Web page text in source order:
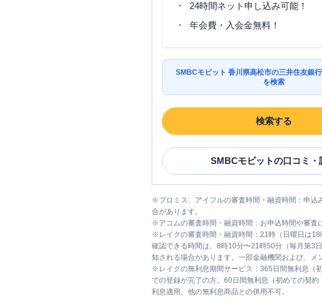
24時間ネット申し込み可能！
年会費・入会金無料！
SMBCモビット 香川県高松市の三井住友銀
を検索
検索する
SMBCモビットの口コミ・
※プロミス、アイフルの審査時間・融資時間：申
合があります。
※アコムの審査時間・融資時間：お申込時間や審査
※ レイクの審査時間・融資時間：21時（日曜日は
確認できる時間は、8時10分〜21時50分（毎月第3
知される場合があります。一部金融機関および、メ
※ レイクの無利息期間サービス：365日間無利息（
での登録が完了の方。60日間無利息（初めての契
利息適用。他の無利息商品との併用不可。